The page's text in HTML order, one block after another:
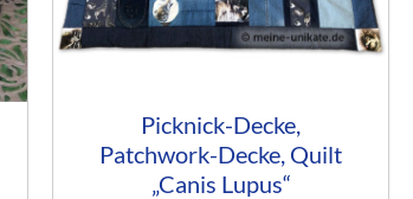
Picknick-Decke,
Patchwork-Decke, Quilt
„Canis Lupus“